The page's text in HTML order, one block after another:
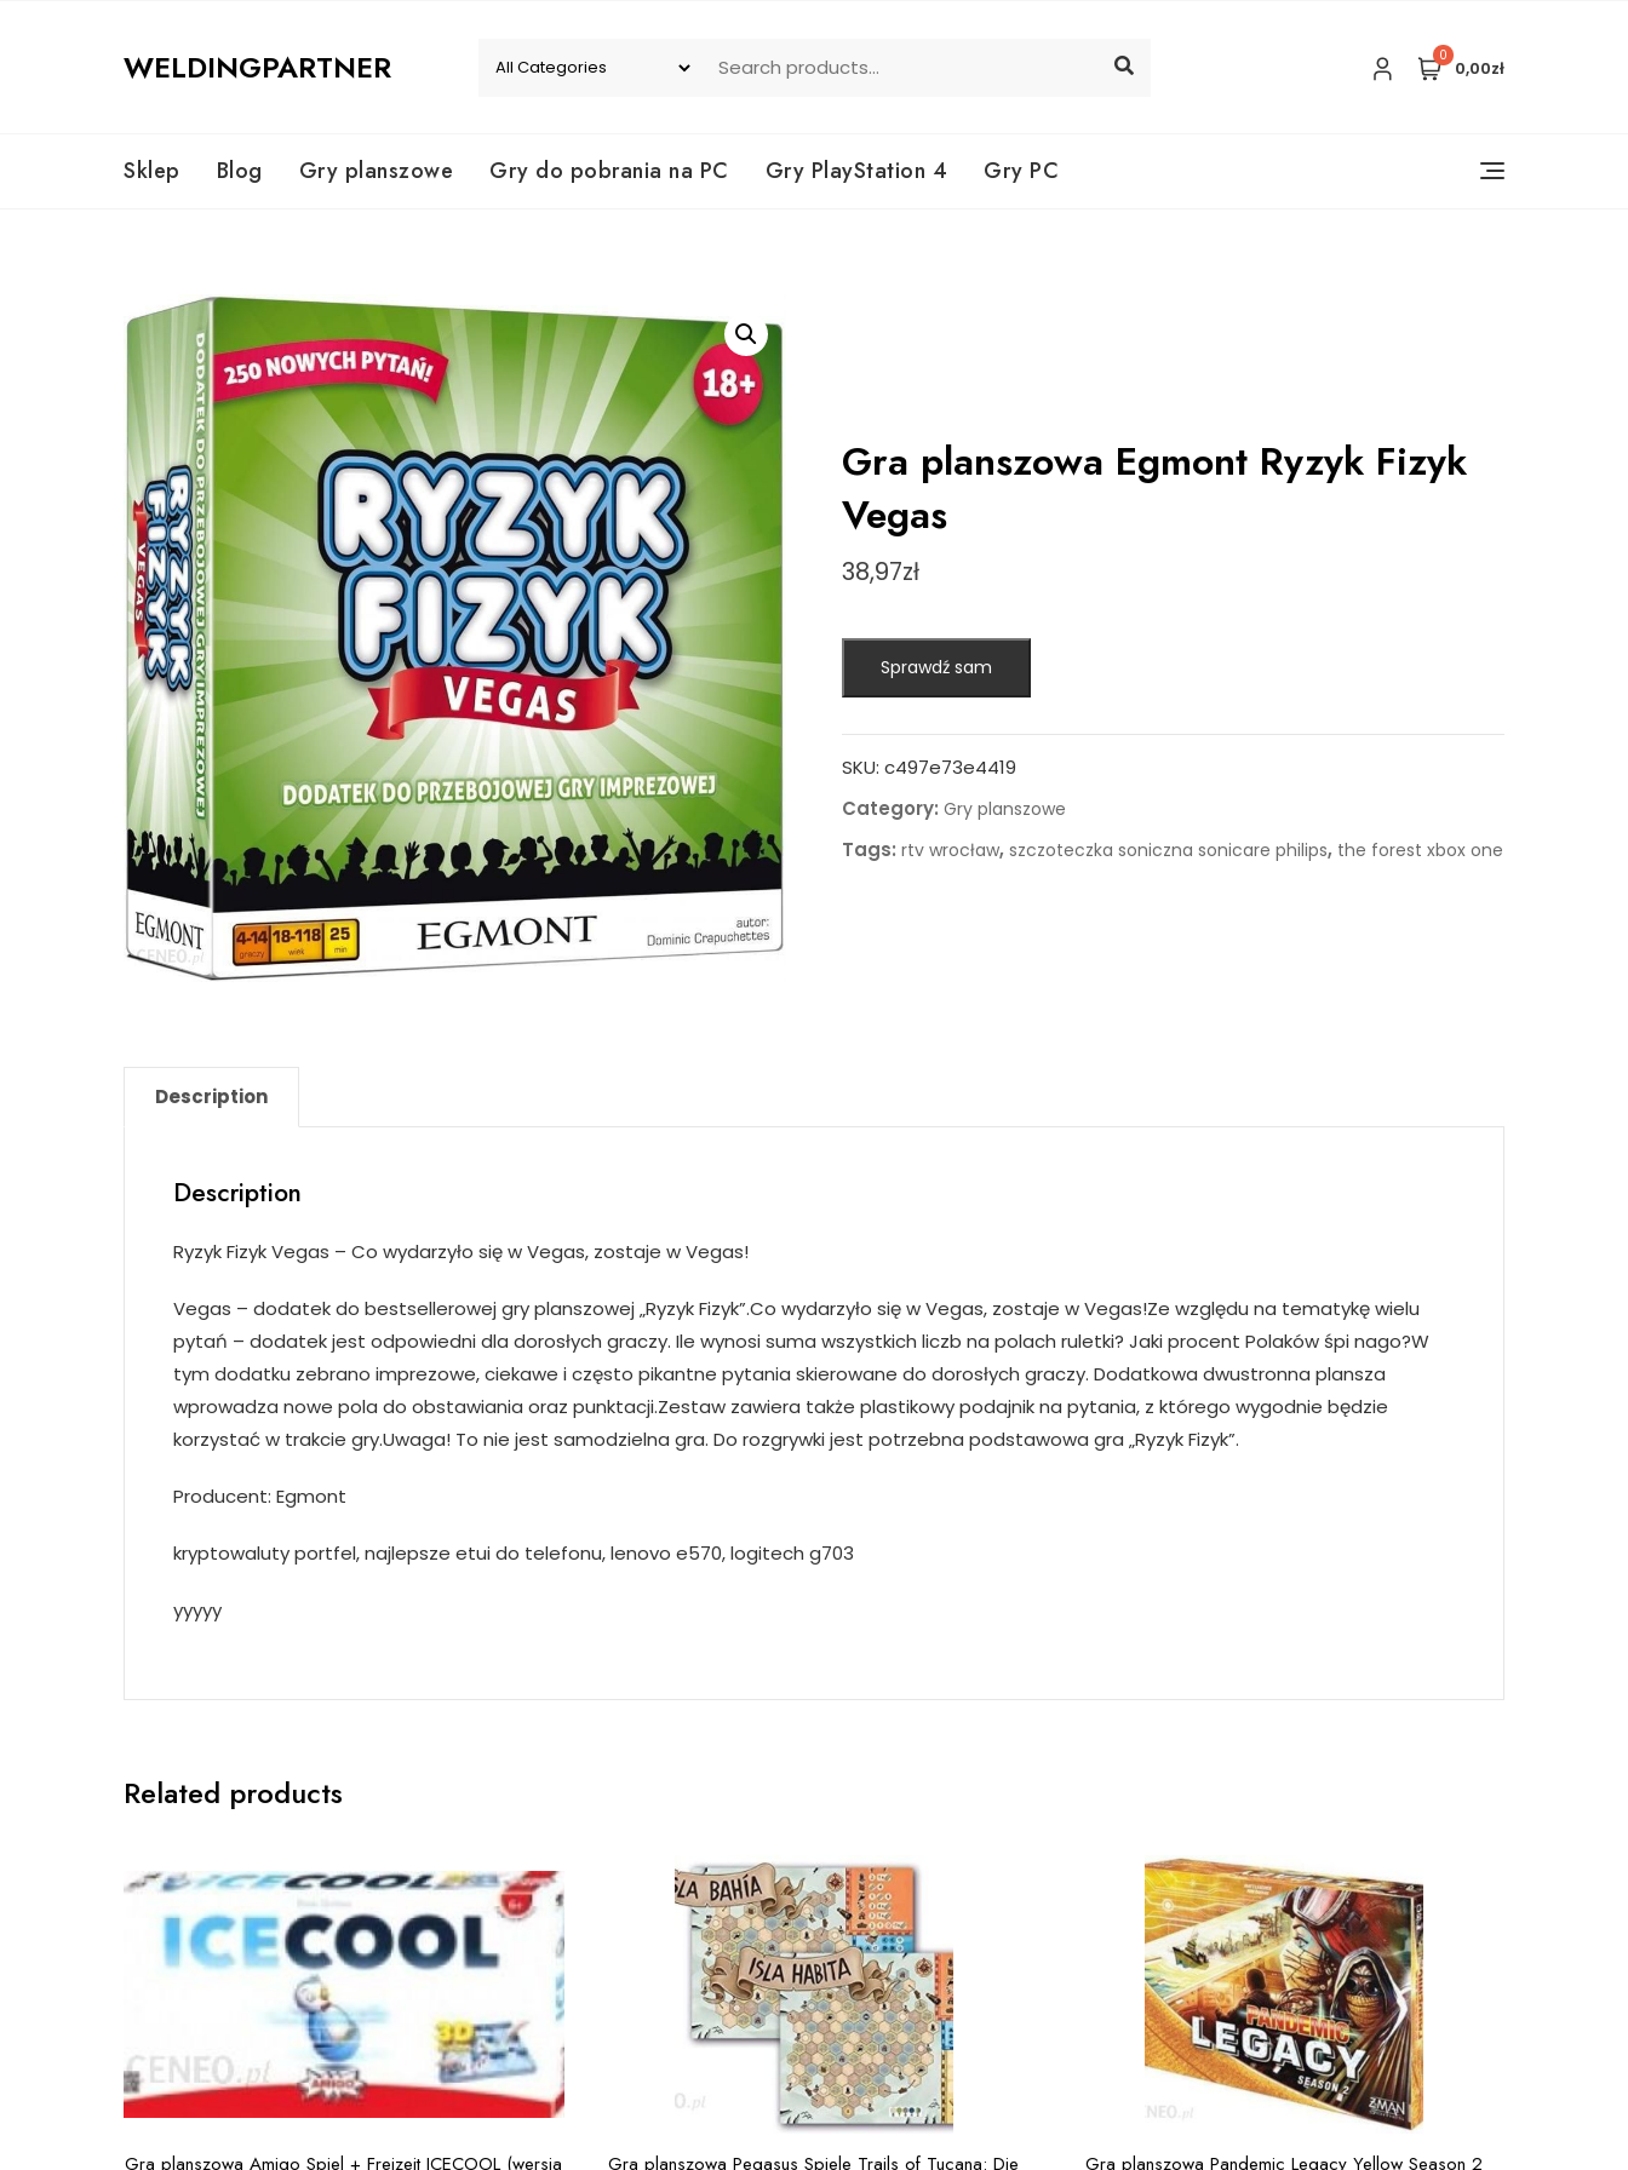
WELDINGPARTNER 0
0,00zł
Sklep Blog Gry planszowe Gry do pobrania na PC Gry PlayStation 4 Gry PC
Gra planszowa Egmont Ryzyk Fizyk
Vegas
38,97zł
Sprawdź sam
SKU: c497e73e4419
Category: Gry planszowe
Tags: rtv wrocław, szczoteczka soniczna sonicare philips, the forest xbox one
Description
Description
Ryzyk Fizyk Vegas – Co wydarzyło się w Vegas, zostaje w Vegas!
Vegas – dodatek do bestsellerowej gry planszowej „Ryzyk Fizyk”.Co wydarzyło się w Vegas, zostaje w Vegas!Ze względu na tematykę wielu
pytań – dodatek jest odpowiedni dla dorosłych graczy. Ile wynosi suma wszystkich liczb na polach ruletki? Jaki procent Polaków śpi nago?W
tym dodatku zebrano imprezowe, ciekawe i często pikantne pytania skierowane do dorosłych graczy. Dodatkowa dwustronna plansza
wprowadza nowe pola do obstawiania oraz punktacji.Zestaw zawiera także plastikowy podajnik na pytania, z którego wygodnie będzie
korzystać w trakcie gry.Uwaga! To nie jest samodzielna gra. Do rozgrywki jest potrzebna podstawowa gra „Ryzyk Fizyk”.
Producent: Egmont
kryptowaluty portfel, najlepsze etui do telefonu, lenovo e570, logitech g703
yyyyy
Related products
Gra planszowa Amigo Spiel + Freizeit ICECOOL (wersja
Gra planszowa Pegasus Spiele Trails of Tucana: Die
Gra planszowa Pandemic Legacy Yellow Season 2